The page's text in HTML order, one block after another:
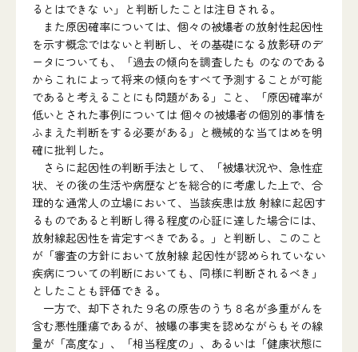
るとはできな い」と判断したことは注目される。
また原因確率については、個々の被爆者の放射性起因性
を示す概念ではないと判断し、その基礎になる放影研のデ
ータについても、「過去の傾向を調査したも のなのである
からこれによって将来の傾向をすべて予測することが可能
であると考えることにも問題がある」こと、「原因確率が
低いとされた事例については 個々の被爆者の個別的事情を
ふまえた判断をする必要がある」と機械的な当てはめを明
確に批判した。
さらに起因性の判断手法として、「被爆状況や、急性症
状、その後の生活や病歴などを総合的に考慮した上で、合
理的な通常人の立場において、当該疾患は放 射線に起因す
るものであると判断し得る程度の心証に達した場合には、
放射線起因性を肯定すべきである。」と判断し、このこと
が「審査の方針において放射線 起因性が認められていない
疾病についての判断においても、同様に判断されるべき」
としたことも評価できる。
一方で、却下された９名の原告のうち８名が多重がんを
含む悪性腫瘍であるが、被曝の事実を認めながらもその線
量が「高度な」、「相当程度の」、あるいは「健康状態に